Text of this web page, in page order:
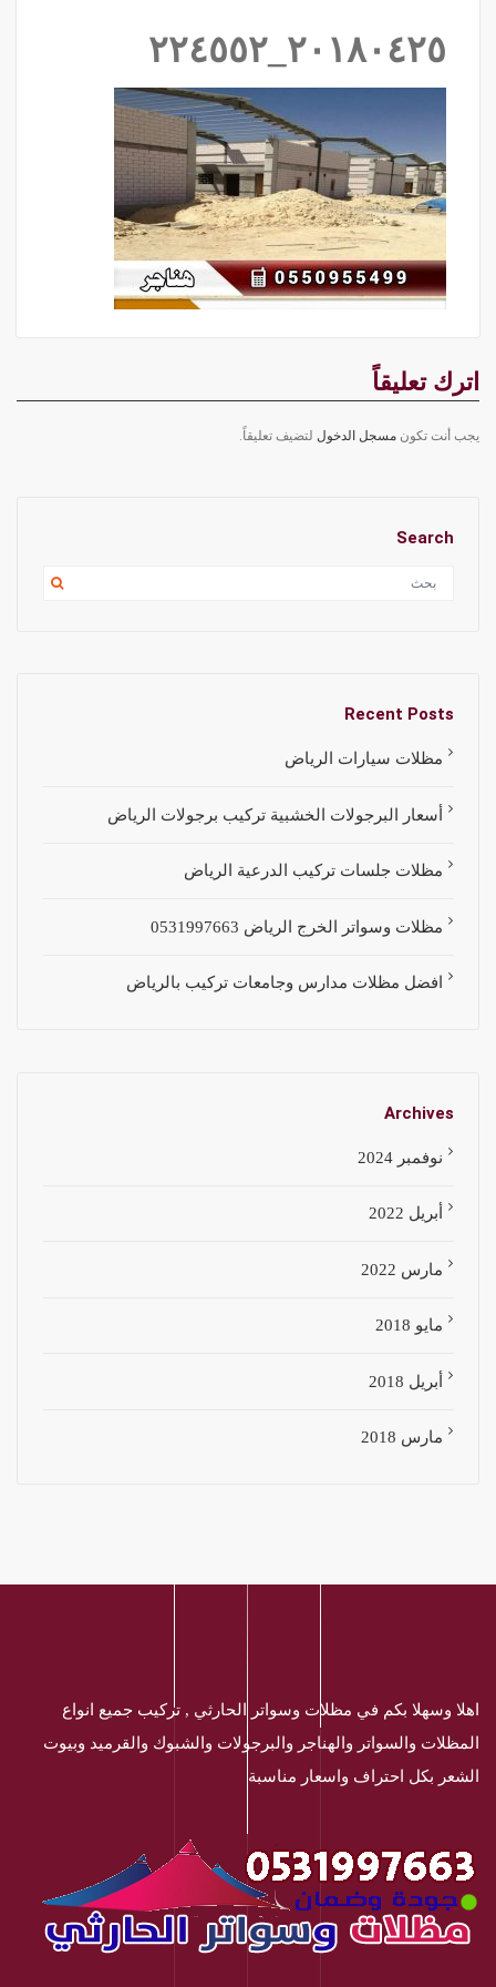
٢٠١٨٠٤٢٥_٢٢٤٥٥٢
اترك تعليقاً
يجب أنت تكون مسجل الدخول لتضيف تعليقاً.
Search
Recent Posts
مظلات سيارات الرياض
أسعار البرجولات الخشبية تركيب برجولات الرياض
مظلات جلسات تركيب الدرعية الرياض
مظلات وسواتر الخرج الرياض 0531997663
افضل مظلات مدارس وجامعات تركيب بالرياض
Archives
نوفمبر 2024
أبريل 2022
مارس 2022
مايو 2018
أبريل 2018
مارس 2018
اهلا وسهلا بكم في مظلات وسواتر الحارثي , تركيب جميع انواع
المظلات والسواتر والهناجر والبرجولات والشبوك والقرميد وبيوت
الشعر بكل احتراف واسعار مناسبة